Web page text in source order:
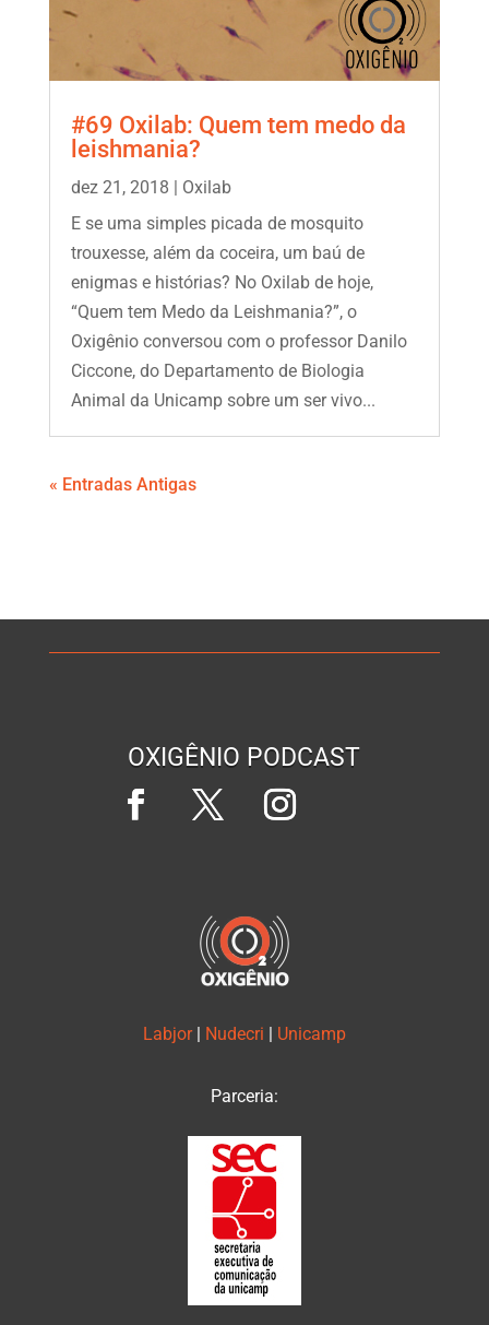
#69 Oxilab: Quem tem medo da
leishmania?
dez 21, 2018 | Oxilab
E se uma simples picada de mosquito
trouxesse, além da coceira, um baú de
enigmas e histórias? No Oxilab de hoje,
“Quem tem Medo da Leishmania?”, o
Oxigênio conversou com o professor Danilo
Ciccone, do Departamento de Biologia
Animal da Unicamp sobre um ser vivo...
« Entradas Antigas
OXIGÊNIO PODCAST
Labjor | Nudecri | Unicamp
Parceria: